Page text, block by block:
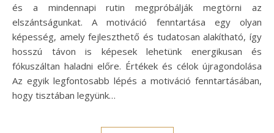
és a mindennapi rutin megpróbálják megtörni az
elszántságunkat. A motiváció fenntartása egy olyan
képesség, amely fejleszthető és tudatosan alakítható, így
hosszú távon is képesek lehetünk energikusan és
fókuszáltan haladni előre. Értékek és célok újragondolása
Az egyik legfontosabb lépés a motiváció fenntartásában,
hogy tisztában legyünk…